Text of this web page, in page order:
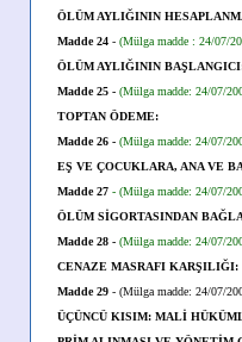
ÖLÜM AYLIĞININ
Madde 24 - (Mülga madde : 24/07/
ÖLÜM AYLIĞININ
Madde 25 - (Mülga madde: 24/07/
TOPTAN ÖDEME:
Madde 26 - (Mülga madde: 24/07/
EŞ VE ÇOCUKLARA, ANA VE
Madde 27 - (Mülga madde: 24/07/
ÖLÜM SİGORTASINDAN
Madde 28 - (Mülga madde: 24/07/
CENAZE MASRAFI KARŞILIĞI:
Madde 29 - (Mülga madde: 24/07/
ÜÇÜNCÜ KISIM: MALİ